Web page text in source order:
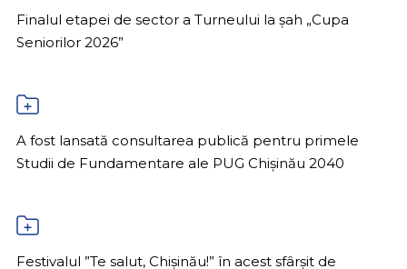
Finalul etapei de sector a Turneului la șah „Cupa
Seniorilor 2026”
A fost lansată consultarea publică pentru primele
Studii de Fundamentare ale PUG Chișinău 2040
Festivalul ”Te salut, Chișinău!” în acest sfârșit de